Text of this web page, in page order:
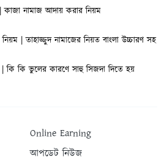
কাজা নামাজ আদায় করার নিয়ম
| তাহাজ্জুদ নামাজের নিয়ত বাংলা উচ্চারণ সহ
কি কি ভুলের কারণে সাহু সিজদা দিতে হয়
Online Earning
আপডেট নিউজ